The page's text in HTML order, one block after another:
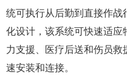
统可执行从后勤到直接作
化设计，该系统可快速适应
力支援、医疗后送和伤员
速安装和连接。